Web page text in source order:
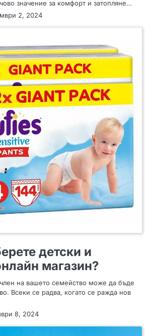
значение за комфорт и затопляне…
2, 2024
детски и
магазин?
на вашето семейство може да бъде
Всеки се радва, когато се ражда нов
8, 2024